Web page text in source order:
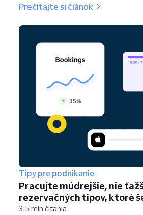
Prečítajte si článok
Tipy pre podnikanie
Pracujte múdrejšie, nie
rezervačných tipov, ktoré
3.5 min čítania